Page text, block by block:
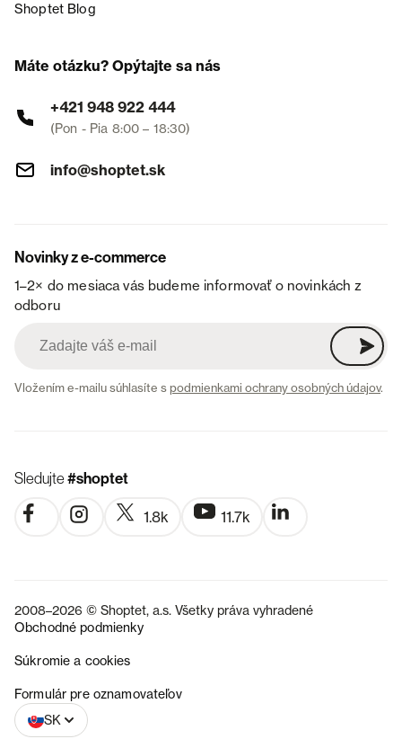
Shoptet Blog
Máte otázku? Opýtajte sa nás
+421 948 922 444
(Pon - Pia 8:00 – 18:30)
info@shoptet.sk
Novinky z e-commerce
1–2× do mesiaca vás budeme informovať o novinkách z
odboru
Vložením e-mailu súhlasíte spodmienkami ochrany osobných údajov.
Sledujte#shoptet
1.8k 11.7k
2008–2026 © Shoptet, a.s. Všetky práva vyhradené
Obchodné podmienky
Súkromie a cookies
Formulár pre oznamovateľov
SK